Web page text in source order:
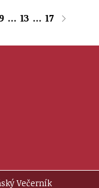
9 ... 13 ... 17
Večerník